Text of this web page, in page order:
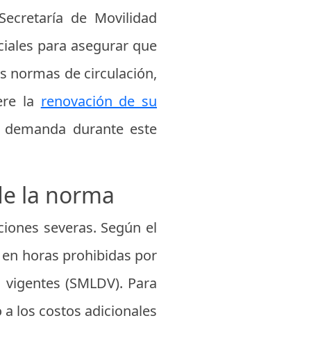
de Movilidad
para asegurar que
normas de circulación,
la renovación de su
durante este
la norma
severas. Según el
horas prohibidas por
(SMLDV). Para
los costos adicionales